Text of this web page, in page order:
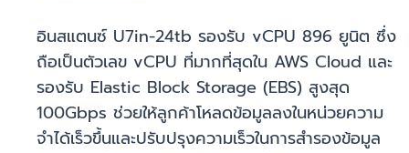
อินสแตนซ์ U7in-24tb รองรับ vCPU 896 ยูนิต ซึ่ง
ถือเป็นตัวเลข vCPU ที่มากที่สุดใน AWS Cloud และ
รองรับ Elastic Block Storage (EBS) สูงสุด
100Gbps ช่วยให้ลูกค้าโหลดข้อมูลลงในหน่วยความ
จำได้เร็วขึ้นและปรับปรุงความเร็วในการสำรองข้อมูล